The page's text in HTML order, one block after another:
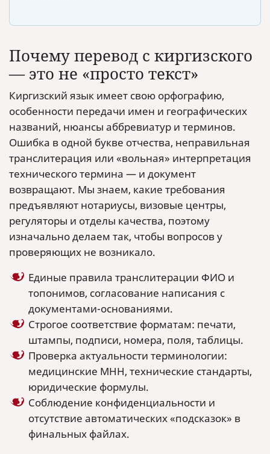
Почему перевод с киргизского
— это не «просто текст»
Киргизский язык имеет свою орфографию,
особенности передачи имен и географических
названий, нюансы аббревиатур и терминов.
Ошибка в одной букве отчества, неправильная
транслитерация или «вольная» интерпретация
технического термина — и документ
возвращают. Мы знаем, какие требования
предъявляют нотариусы, визовые центры,
регуляторы и отделы качества, поэтому
изначально делаем так, чтобы вопросов у
проверяющих не возникало.
Единые правила транслитерации ФИО и
топонимов, согласование написания с
документами-основаниями.
Строгое соответствие форматам: печати,
штампы, подписи, номера, поля, таблицы.
Проверка актуальности терминологии:
медицинские МНН, технические стандарты,
юридические формулы.
Соблюдение конфиденциальности и
отсутствие автоматических «подсказок» в
финальных файлах.